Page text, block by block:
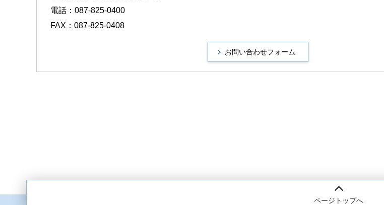
電話：087-825-0400
FAX：087-825-0408
ページトップへ